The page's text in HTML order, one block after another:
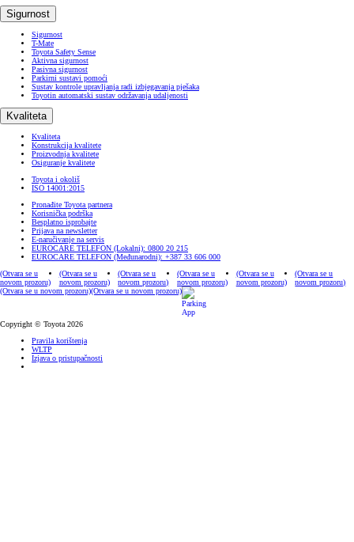
Sigurnost
Sigurnost
T-Mate
Toyota Safety Sense
Aktivna sigurnost
Pasivna sigurnost
Parkirni sustavi pomoći
Sustav kontrole upravljanja radi izbjegavanja pješaka
Toyotin automatski sustav održavanja udaljenosti
Kvaliteta
Kvaliteta
Konstrukcija kvalitete
Proizvodnja kvalitete
Osiguranje kvalitete
Toyota i okoliš
ISO 14001:2015
Pronađite Toyota partnera
Korisnička podrška
Besplatno isprobajte
Prijava na newsletter
E-naručivanje na servis
EUROCARE TELEFON (Lokalni): 0800 20 215
EUROCARE TELEFON (Međunarodni): +387 33 606 000
(Otvara se u
novom prozoru)
(Otvara se u
novom prozoru)
(Otvara se u
novom prozoru)
(Otvara se u
novom prozoru)
(Otvara se u
novom prozoru)
(Otvara se u
novom prozoru)
(Otvara se u novom prozoru)(Otvara se u novom prozoru)
Copyright © Toyota 2026
Pravila korištenja
WLTP
Izjava o pristupačnosti